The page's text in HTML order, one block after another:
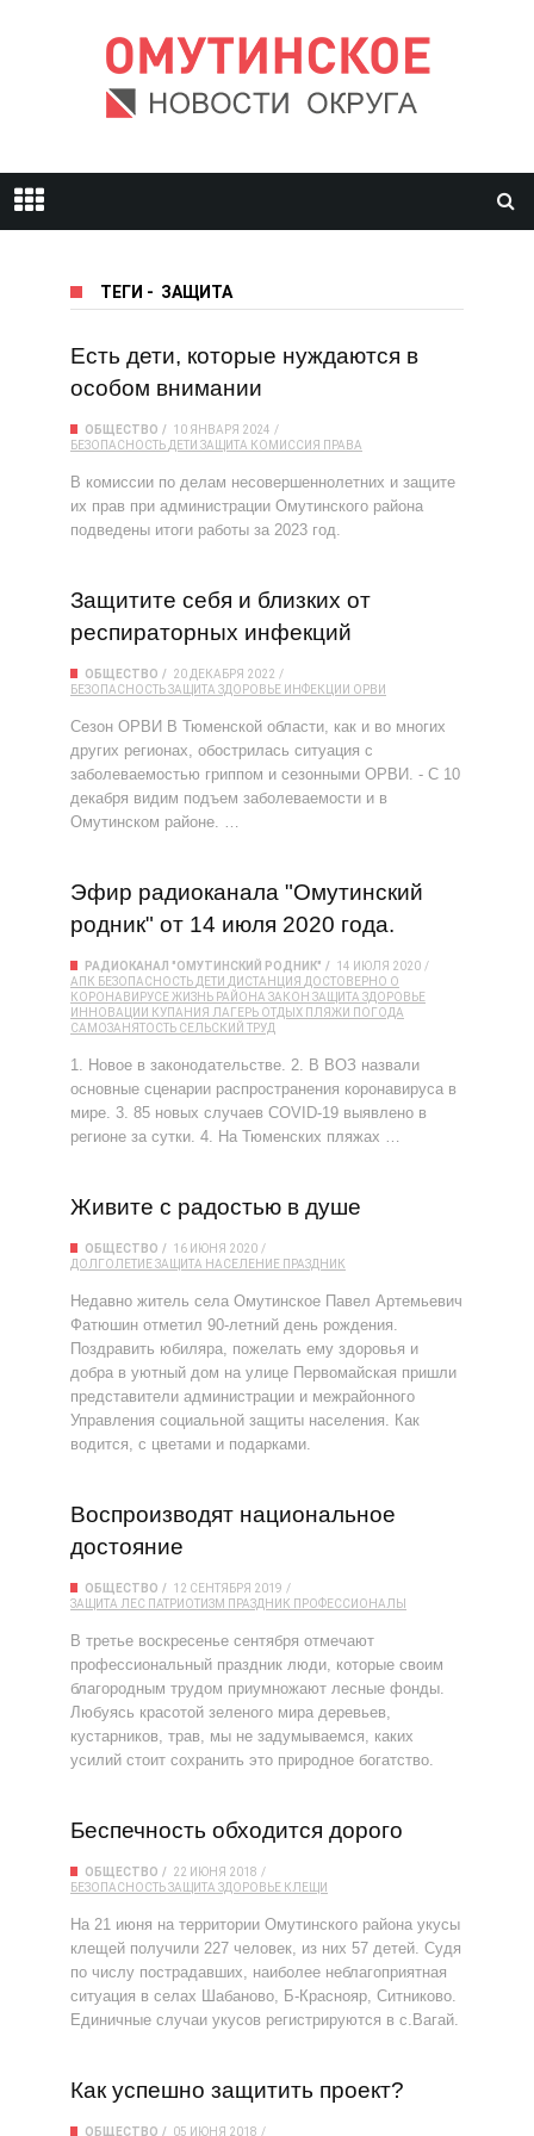
ТЕГИ - ЗАЩИТА
Есть дети, которые нуждаются в
особом внимании
ОБЩЕСТВО
10 ЯНВАРЯ 2024
БЕЗОПАСНОСТЬ ДЕТИ ЗАЩИТА КОМИССИЯ ПРАВА
В комиссии по делам несовершеннолетних и защите
их прав при администрации Омутинского района
подведены итоги работы за 2023 год.
Защитите себя и близких от
респираторных инфекций
ОБЩЕСТВО
20 ДЕКАБРЯ 2022
БЕЗОПАСНОСТЬЗАЩИТА ЗДОРОВЬЕ ИНФЕКЦИИ ОРВИ
Сезон ОРВИ В Тюменской области, как и во многих
других регионах, обострилась ситуация с
заболеваемостью гриппом и сезонными ОРВИ. - С 10
декабря видим подъем заболеваемости и в
Омутинском районе. …
Эфир радиоканала "Омутинский
родник" от 14 июля 2020 года.
РАДИОКАНАЛ "ОМУТИНСКИЙ РОДНИК"
14 ИЮЛЯ 2020
АПК БЕЗОПАСНОСТЬ ДЕТИ ДИСТАНЦИЯ ДОСТОВЕРНО О
КОРОНАВИРУСЕЖИЗНЬ РАЙОНА ЗАКОН ЗАЩИТА ЗДОРОВЬЕ
ИННОВАЦИИ КУПАНИЯ ЛАГЕРЬ ОТДЫХ ПЛЯЖИ ПОГОДА
САМОЗАНЯТОСТЬ СЕЛЬСКИЙ ТРУД
1. Новое в законодательстве. 2. В ВОЗ назвали
основные сценарии распространения коронавируса в
мире. 3. 85 новых случаев COVID-19 выявлено в
регионе за сутки. 4. На Тюменских пляжах …
Живите с радостью в душе
ОБЩЕСТВО
16 ИЮНЯ 2020
ДОЛГОЛЕТИЕЗАЩИТА НАСЕЛЕНИЕ ПРАЗДНИК
Недавно житель села Омутинское Павел Артемьевич
Фатюшин отметил 90-летний день рождения.
Поздравить юбиляра, пожелать ему здоровья и
добра в уютный дом на улице Первомайская пришли
представители администрации и межрайонного
Управления социальной защиты населения. Как
водится, с цветами и подарками.
Воспроизводят национальное
достояние
ОБЩЕСТВО
12 СЕНТЯБРЯ 2019
ЗАЩИТА ЛЕС ПАТРИОТИЗМ ПРАЗДНИК ПРОФЕССИОНАЛЫ
В третье воскресенье сентября отмечают
профессиональный праздник люди, которые своим
благородным трудом приумножают лесные фонды.
Любуясь красотой зеленого мира деревьев,
кустарников, трав, мы не задумываемся, каких
усилий стоит сохранить это природное богатство.
Беспечность обходится дорого
ОБЩЕСТВО
22 ИЮНЯ 2018
БЕЗОПАСНОСТЬЗАЩИТА ЗДОРОВЬЕ КЛЕЩИ
На 21 июня на территории Омутинского района укусы
клещей получили 227 человек, из них 57 детей. Судя
по числу пострадавших, наиболее неблагоприятная
ситуация в селах Шабаново, Б-Краснояр, Ситниково.
Единичные случаи укусов регистрируются в с.Вагай.
Как успешно защитить проект?
ОБЩЕСТВО 05 ИЮНЯ 2018